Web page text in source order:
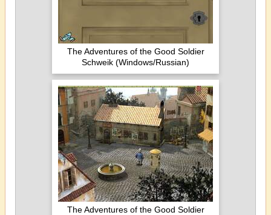
The Adventures of the Good Soldier
Schweik (Windows/Russian)
The Adventures of the Good Soldier